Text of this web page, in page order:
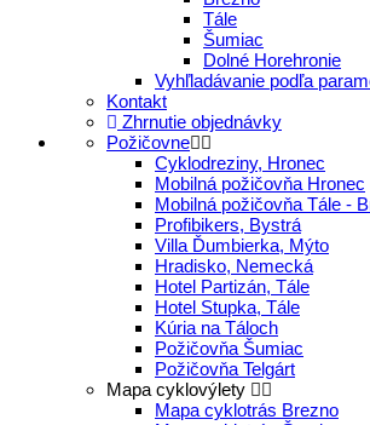
Tále
Šumiac
Dolné Horehronie
Vyhľladávanie podľa
Kontakt
Zhrnutie objednávky
Požičovne
Cyklodreziny, Hronec
Mobilná požičovňa Hronec
Mobilná požičovňa Tále -
Profibikers, Bystrá
Villa Ďumbierka, Mýto
Hradisko, Nemecká
Hotel Partizán, Tále
Hotel Stupka, Tále
Kúria na Táloch
Požičovňa Šumiac
Požičovňa Telgárt
Mapa cyklovýlety
Mapa cyklotrás Brezno